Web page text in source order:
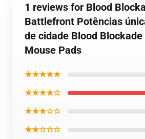
1 reviews for Blood
Battlefront Potências
de cidade Blood
Mouse Pads
★★★★★
★★★★☆
★★★☆☆
★★☆☆☆